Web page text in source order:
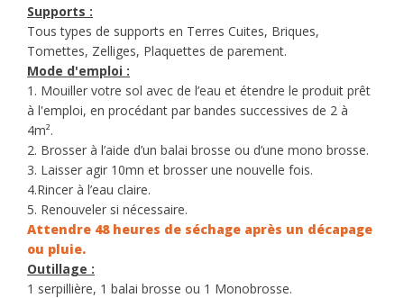
Supports :
Tous types de supports en Terres Cuites, Briques,
Tomettes, Zelliges, Plaquettes de parement.
Mode d'emploi :
1. Mouiller votre sol avec de l’eau et étendre le produit prêt
à l'emploi, en procédant par bandes successives de 2 à
4m².
2. Brosser à l’aide d’un balai brosse ou d’une mono brosse.
3. Laisser agir 10mn et brosser une nouvelle fois.
4.Rincer à l’eau claire.
5. Renouveler si nécessaire.
Attendre 48 heures de séchage après un décapage
ou pluie.
Outillage :
1 serpillière, 1 balai brosse ou 1 Monobrosse.